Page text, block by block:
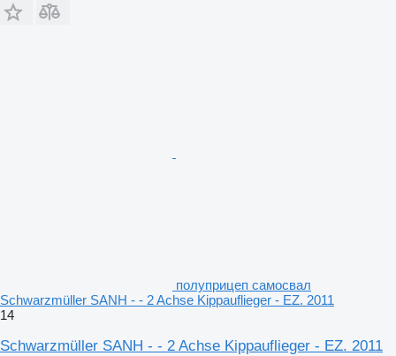
полуприцеп самосвал
Schwarzmüller SANH - - 2 Achse Kippauflieger - EZ. 2011
14
Schwarzmüller SANH - - 2 Achse Kippauflieger - EZ. 2011